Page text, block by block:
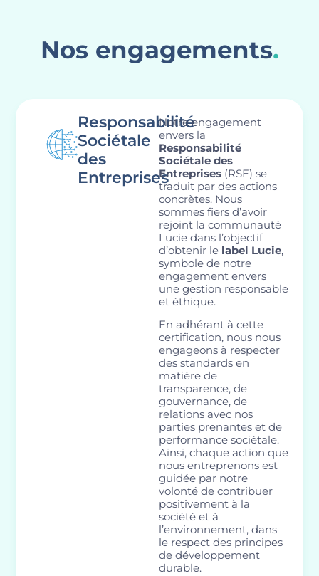
Nos engagements.
Responsabilité
Sociétale
des
Entreprises
Notre engagement
envers la
Responsabilité
Sociétale des
Entreprises (RSE) se
traduit par des actions
concrètes. Nous
sommes fiers d’avoir
rejoint la communauté
Lucie dans l’objectif
d’obtenir le label Lucie,
symbole de notre
engagement envers
une gestion responsable
et éthique.
En adhérant à cette
certification, nous nous
engageons à respecter
des standards en
matière de
transparence, de
gouvernance, de
relations avec nos
parties prenantes et de
performance sociétale.
Ainsi, chaque action que
nous entreprenons est
guidée par notre
volonté de contribuer
positivement à la
société et à
l’environnement, dans
le respect des principes
de développement
durable.